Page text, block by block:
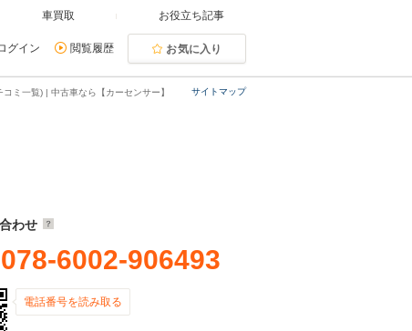
車買取 お役立ち記事
グイン 閲覧履歴 お気に入り
サイトマップ
ミ一覧) | 中古車なら【カーセンサー】
わせ
6002-906493
電話番号を読み取る